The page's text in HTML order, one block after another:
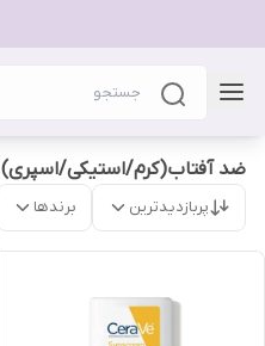
ضد آفتاب(کرم/استیکی/اسپری)
پربازدیدترین برندها